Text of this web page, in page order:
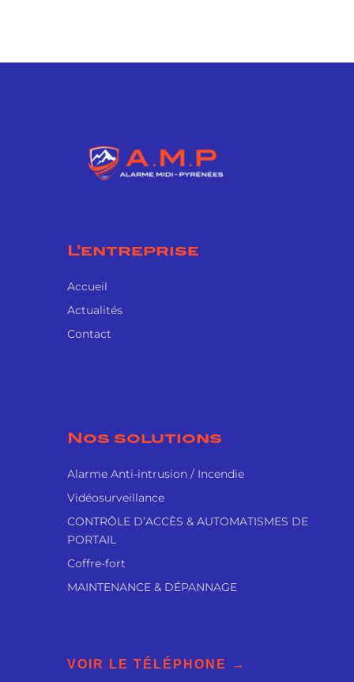
L’entreprise
Accueil
Actualités
Contact
Nos solutions
Alarme Anti-intrusion / Incendie
Vidéosurveillance
CONTRÔLE D’ACCÈS & AUTOMATISMES DE
PORTAIL
Coffre-fort
MAINTENANCE & DÉPANNAGE
VOIR LE TÉLÉPHONE →